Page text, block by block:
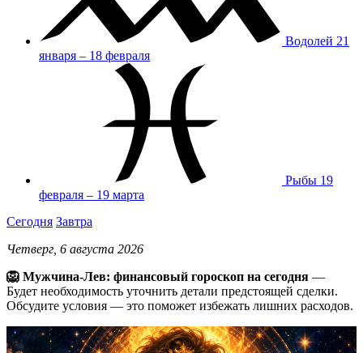
Водолей 21
января – 18 февраля
Рыбы 19
февраля – 19 марта
Сегодня Завтра
Четверг, 6 августа 2026
🦁 Мужчина-Лев: финансовый гороскоп на сегодня —
Будет необходимость уточнить детали предстоящей сделки.
Обсудите условия — это поможет избежать лишних расходов.